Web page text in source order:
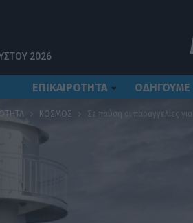
2026
ΕΠΙΚΑΙΡΟΤΗΤΑ ΟΔΗΓΟΥΜΕ
ΚΟΣΜΟΣ Σε παύση οι παραγγελίες